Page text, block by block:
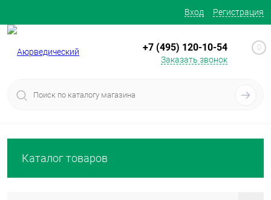
Вход Регистрация
+7 (495) 120-10-54
Заказать звонок
0
Каталог товаров